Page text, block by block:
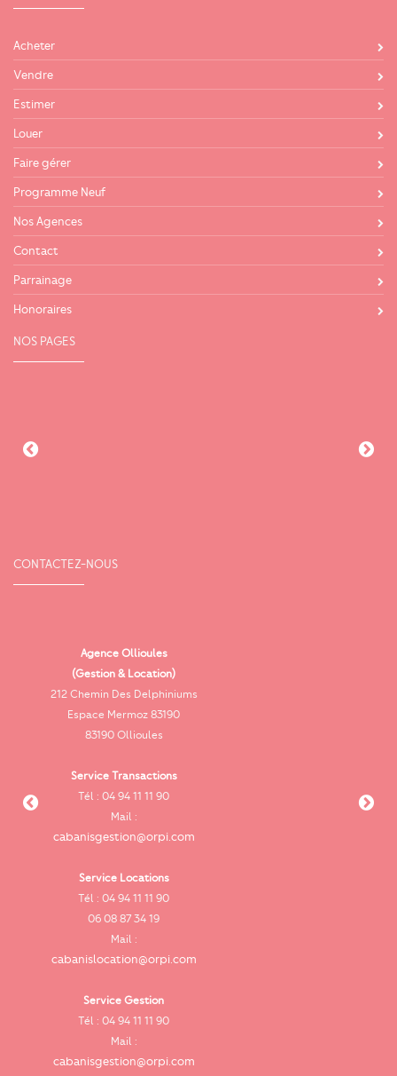
Acheter
Vendre
Estimer
Louer
Faire gérer
Programme Neuf
Nos Agences
Contact
Parrainage
Honoraires
NOS PAGES
CONTACTEZ-NOUS
Agence Ollioules
(Gestion & Location)
212 Chemin Des Delphiniums
Espace Mermoz 83190
83190 Ollioules
Service Transactions
Tél : 04 94 11 11 90
Mail :
cabanisgestion@orpi.com
Service Locations
Tél : 04 94 11 11 90
06 08 87 34 19
Mail :
cabanislocation@orpi.com
Service Gestion
Tél : 04 94 11 11 90
Mail :
cabanisgestion@orpi.com